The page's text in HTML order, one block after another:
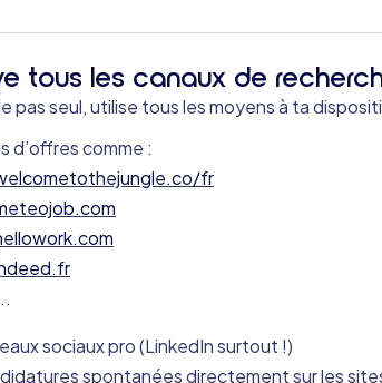
tous les canaux de
pas seul, utilise tous les moyens à ta
d’offres comme :
fr
sociaux pro (LinkedIn surtout !)
spontanées directement sur les